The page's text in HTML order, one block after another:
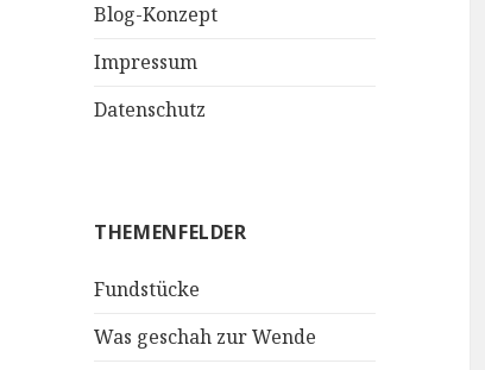
Blog-Konzept
Impressum
Datenschutz
THEMENFELDER
Fundstücke
Was geschah zur Wende